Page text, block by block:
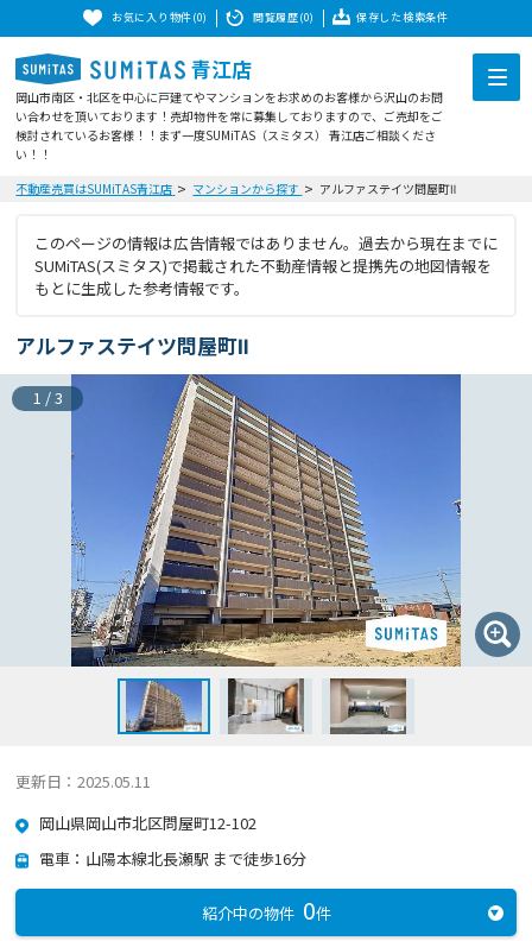
お気に入り物件(0) 閲覧履歴(0) 保存した検索条件
青江店
岡山市南区・北区を中心に戸建てやマンションをお求めのお客様から沢山のお問
い合わせを頂いております！売却物件を常に募集しておりますので、ご売却をご
検討されているお客様！！まず一度SUMiTAS（スミタス） 青江店ご相談くださ
い！！
不動産売買はSUMiTAS青江店
マンションから探す アルファステイツ問屋町Ⅱ
このページの情報は広告情報ではありません。過去から現在までに
SUMiTAS(スミタス)で掲載された不動産情報と提携先の地図情報を
もとに生成した参考情報です。
アルファステイツ問屋町Ⅱ
1 /3
更新日：2025.05.11
岡山県岡山市北区問屋町12-102
電車：山陽本線北長瀬駅 まで徒歩16分
紹介中の物件 0件